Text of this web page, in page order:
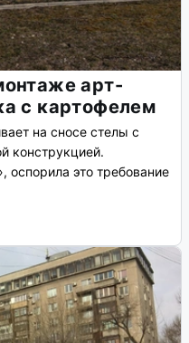
арт-
с картофелем
на сносе стелы с
конструкцией.
это требование